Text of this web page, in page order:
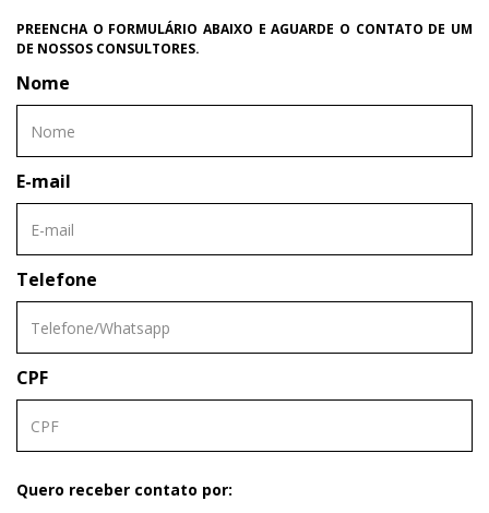
PREENCHA O FORMULÁRIO ABAIXO E AGUARDE O CONTATO DE UM
DE NOSSOS CONSULTORES.
Nome
E-mail
Telefone
CPF
Quero receber contato por: